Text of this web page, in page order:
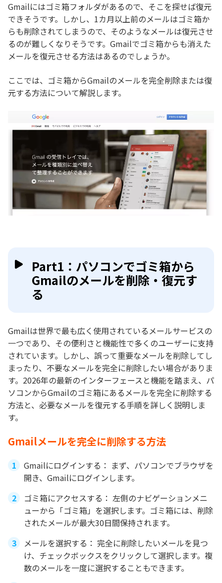
Gmailにはゴミ箱フォルダがあるので、そこを探せば復元
できそうです。しかし、1カ月以上前のメールはゴミ箱か
らも削除されてしまうので、そのようなメールは復元させ
るのが難しくなりそうです。Gmailでゴミ箱からも消えた
メールを復元させる方法はあるのでしょうか。
ここでは、ゴミ箱からGmailのメールを完全削除または復
元する方法について解説します。
Part1：パソコンでゴミ箱から
Gmailのメールを削除・復元す
る
Gmailは世界で最も広く使用されているメールサービスの
一つであり、その便利さと機能性で多くのユーザーに支持
されています。しかし、誤って重要なメールを削除してし
まったり、不要なメールを完全に削除したい場合がありま
す。2026年の最新のインターフェースと機能を踏まえ、パ
ソコンからGmailのゴミ箱にあるメールを完全に削除する
方法と、必要なメールを復元する手順を詳しく説明しま
す。
Gmailメールを完全に削除する方法
Gmailにログインする： まず、パソコンでブラウザを
開き、Gmailにログインします。
ゴミ箱にアクセスする： 左側のナビゲーションメニ
ューから「ゴミ箱」を選択します。ゴミ箱には、削除
されたメールが最大30日間保持されます。
メールを選択する： 完全に削除したいメールを見つ
け、チェックボックスをクリックして選択します。複
数のメールを一度に選択することもできます。